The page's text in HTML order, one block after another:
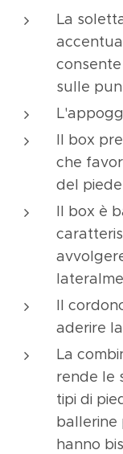
La
sulle
Il box
che
del
Il box è
Il
aderire
La
rende le
tipi di
ballerine
hanno